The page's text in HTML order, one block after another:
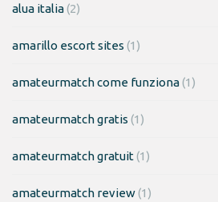
alua italia(2)
amarillo escort sites (1)
amateurmatch come funziona(1)
amateurmatch gratis (1)
amateurmatch gratuit(1)
amateurmatch review(1)